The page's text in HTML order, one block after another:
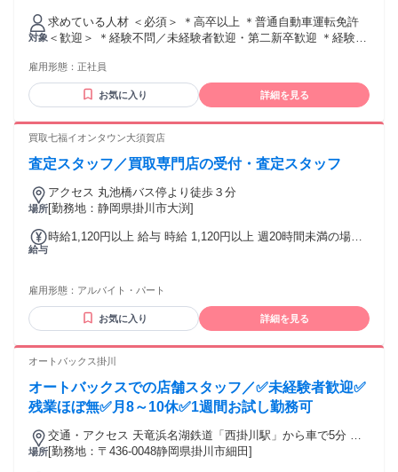
に一律で支払われる通勤・皆勤・家族手当金額：なし 全員に
一律で支払われるその他手当金額：あり 1ヶ月あたり1万5500
円 一律職務手当／1万5500円 業績手当／0～4万円 ◆昇給賞与
昇給年1回 賞与年3回（4月、8月、12月）※前年実績3.0ヶ月
務手当 役職給 家族手当 住宅手当
対象
求めている人材 ＜必須＞ ＊高卒以上 ＊普通自動車運転免許
＜歓迎＞ ＊経験不問／未経験者歓迎・第二新卒歓迎 ＊経験者
ルバイト・パート・契約社員だった方も歓迎 ＊ハローワーク
でお探しの方も歓迎 【こういった方からの応募も歓迎！】 ・
接客スキルを磨きたい方 ・携帯に詳しくなりたい方 ・自宅か
に就職したい方
雇用形態： 正社員
お気に入り 詳細を見る
買取七福イオンタウン大須賀店
査定スタッフ／買取専門店の受付・査定スタッフ
場所
アクセス 丸池橋バス停より徒歩３分
[勤務地：静岡県掛川市大渕]
給与
時給1,120円以上 給与 時給 1,120円以上 週20時間未満の場合
雇用形態： アルバイト・パート
お気に入り 詳細を見る
オートバックス掛川
オートバックスでの店舗スタッフ／✅未経験者歓迎✅
残業ほぼ無✅月8～10休✅1週間お試し勤務可
場所
交通・アクセス 天竜浜名湖鉄道「西掛川駅」から車で5分 ＊
車通勤OK！(無料駐車場完備)
[勤務地：〒436-0048静岡県掛川市細田]